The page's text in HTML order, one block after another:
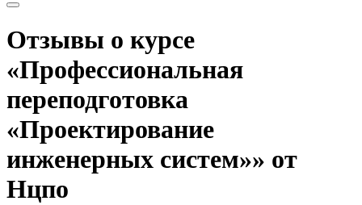
Отзывы о курсе
«Профессиональная
переподготовка
«Проектирование
инженерных систем»» от
Нцпо